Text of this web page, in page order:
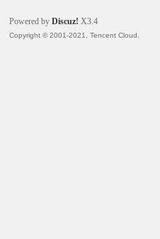
Powered byDiscuz! X3.4
Copyright © 2001-2021, Tencent Cloud.